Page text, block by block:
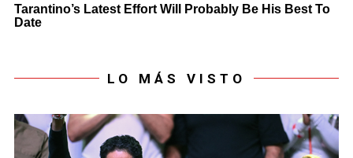
LO MÁS VISTO